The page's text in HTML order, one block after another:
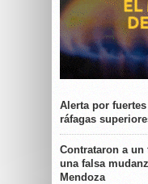
Alerta por
ráfagas
Contrataron a un
una falsa
Mendoza